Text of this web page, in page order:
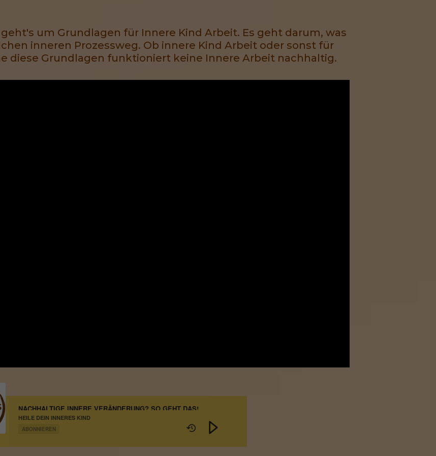
um Grundlagen für Innere Kind Arbeit. Es geht darum, was
inneren Prozessweg. Ob innere Kind Arbeit oder sonst für
diese Grundlagen funktioniert keine Innere Arbeit nachhaltig.
HEILE DEIN INNERES KIND
ABONNIEREN
NACHHALTIGE INNERE VERÄNDERUNG? SO GEHT DAS!